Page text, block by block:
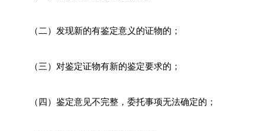
（二）发现新的有鉴定意义的证物的；
（三）对鉴定证物有新的鉴定要求的；
（四）鉴定意见不完整，委托事项无法确定的；